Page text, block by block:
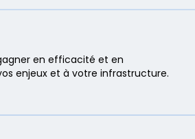
en efficacité et en
enjeux et à votre infrastructure.